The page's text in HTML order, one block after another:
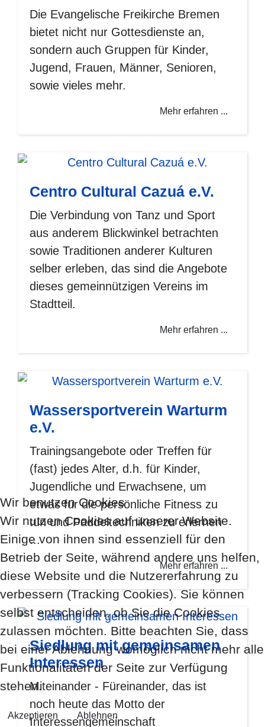
Die Evangelische Freikirche Bremen
bietet nicht nur Gottesdienste an,
sondern auch Gruppen für Kinder,
Jugend, Frauen, Männer, Senioren,
sowie vieles mehr.
Mehr erfahren ...
Centro Cultural Cazuá e.V.
Die Verbindung von Tanz und Sport
aus anderem Blickwinkel betrachten
sowie Traditionen anderer Kulturen
selber erleben, das sind die Angebote
dieses gemeinnützigen Vereins im
Stadtteil.
Mehr erfahren ...
Wassersportverein Warturm
e.V.
Trainingsangebote oder Treffen für
(fast) jedes Alter, d.h. für Kinder,
Jugendliche und Erwachsene, um
etwas für die persönliche Fitness zu
tun und Paddeltechniken zu erlernen
...
Mehr erfahren ...
Siedlung mit gemeinsamen
Interessen
Miteinander - Füreinander, das ist
noch heute das Motto der
Interessengemeinschaft
Wir benutzen Cookies
Wir nutzen Cookies auf unserer Website.
Einige von ihnen sind essenziell für den
Betrieb der Seite, während andere uns helfen,
diese Website und die Nutzererfahrung zu
verbessern (Tracking Cookies). Sie können
selbst entscheiden, ob Sie die Cookies
zulassen möchten. Bitte beachten Sie, dass
bei einer Ablehnung womöglich nicht mehr alle
Funktionalitäten der Seite zur Verfügung
stehen.
Akzeptieren Ablehnen